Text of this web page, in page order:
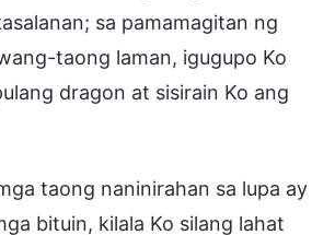
sa pamamagitan ng
taong laman, igugupo Ko
dragon at sisirain Ko ang
taong naninirahan sa lupa ay
bituin, kilala Ko silang lahat